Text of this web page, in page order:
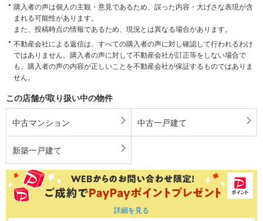
購入者の声は個人の主観・意見であるため、誤った内容・大げさな表現が含
まれる可能性があります。
また、投稿時点の情報であるため、現況とは異なる場合があります。
不動産会社による返信は、すべての購入者の声に対し確認して行われるわけ
ではありません。購入者の声に対して不動産会社が訂正等をしない場合で
も、購入者の声の内容が正しいことを不動産会社が保証するものではありま
せん。
この店舗が取り扱い中の物件
中古マンション 中古一戸建て
新築一戸建て
詳細を見る